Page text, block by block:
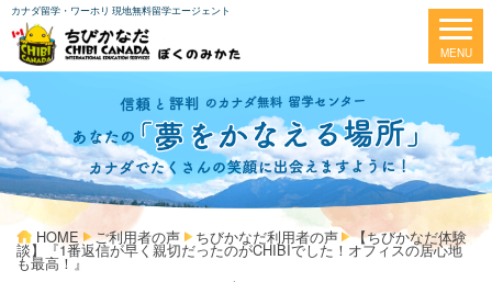
カナダ留学・ワーホリ 現地無料留学エージェント
HOME ご利用者の声 ちびかなだ利用者の声 【ちびかなだ体験
談】『1番返信が早く親切だったのがCHIBIでした！オフィスの居心地
も最高！』